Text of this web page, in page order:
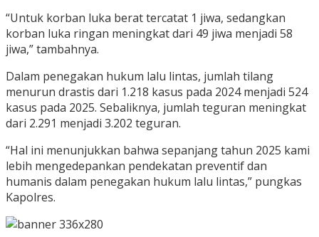
“Untuk korban luka berat tercatat 1 jiwa, sedangkan
korban luka ringan meningkat dari 49 jiwa menjadi 58
jiwa,” tambahnya.
Dalam penegakan hukum lalu lintas, jumlah tilang
menurun drastis dari 1.218 kasus pada 2024 menjadi 524
kasus pada 2025. Sebaliknya, jumlah teguran meningkat
dari 2.291 menjadi 3.202 teguran.
“Hal ini menunjukkan bahwa sepanjang tahun 2025 kami
lebih mengedepankan pendekatan preventif dan
humanis dalam penegakan hukum lalu lintas,” pungkas
Kapolres.